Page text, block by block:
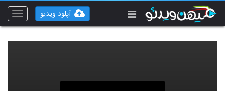
Toggle
آپلود ویدیو